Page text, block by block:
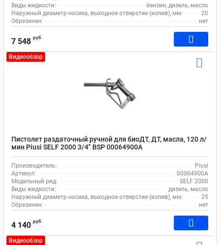
Виды жидкости:
бензин, дизель, масло
Наружный диаметр носика, выходное отверстие (излив), мм:
20
Обрезинен:
нет
7 548 руб
Видеообзор
Пистолет раздаточный ручной для биоДТ, ДТ, масла, 120 л/
мин Piusi SELF 2000 3/4" BSP 00064900A
Производитель:
Piusi
Артикул:
00064900A
Модельный ряд:
SELF 2000
Виды жидкости:
дизель, масло
Наружный диаметр носика, выходное отверстие (излив), мм:
25
Обрезинен:
нет
4 140 руб
Видеообзор